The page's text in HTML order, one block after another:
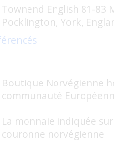
Townend English 81-83
Pocklington, York,
Boutique Norvégienne
communauté
La monnaie indiquée
couronne norvégienne